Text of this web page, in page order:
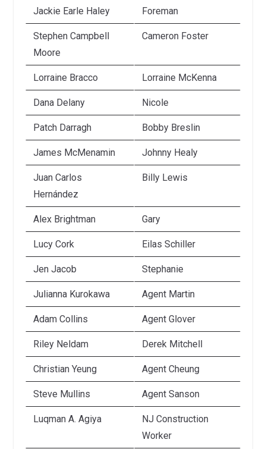
Jackie Earle Haley Foreman
Stephen Campbell
Moore
Cameron Foster
Lorraine Bracco Lorraine McKenna
Dana Delany Nicole
Patch Darragh Bobby Breslin
James McMenamin Johnny Healy
Juan Carlos
Hernández
Billy Lewis
Alex Brightman Gary
Lucy Cork Eilas Schiller
Jen Jacob Stephanie
Julianna Kurokawa Agent Martin
Adam Collins Agent Glover
Riley Neldam Derek Mitchell
Christian Yeung Agent Cheung
Steve Mullins Agent Sanson
Luqman A. Agiya
NJ Construction
Worker